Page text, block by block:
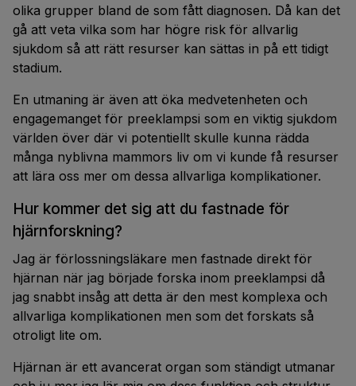
olika grupper bland de som fått diagnosen. Då kan det
gå att veta vilka som har högre risk för allvarlig
sjukdom så att rätt resurser kan sättas in på ett tidigt
stadium.
En utmaning är även att öka medvetenheten och
engagemanget för preeklampsi som en viktig sjukdom
världen över där vi potentiellt skulle kunna rädda
många nyblivna mammors liv om vi kunde få resurser
att lära oss mer om dessa allvarliga komplikationer.
Hur kommer det sig att du fastnade för
hjärnforskning?
Jag är förlossningsläkare men fastnade direkt för
hjärnan när jag började forska inom preeklampsi då
jag snabbt insåg att detta är den mest komplexa och
allvarliga komplikationen men som det forskats så
otroligt lite om.
Hjärnan är ett avancerat organ som ständigt utmanar